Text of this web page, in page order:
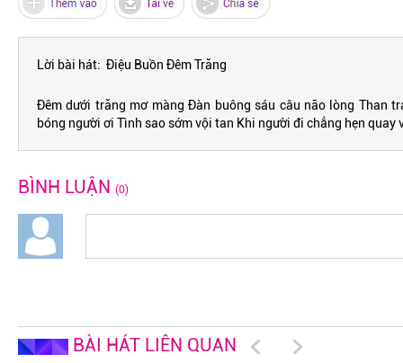
Lời bài hát: Điệu Buồn Đêm Trăng
Đêm dưới trăng mơ màng Đàn buông sáu câu não lòng Than
bóng người ơi Tình sao sớm vội tan Khi người đi chẳng hẹn quay
BÌNH LUẬN (0)
BÀI HÁT LIÊN QUAN